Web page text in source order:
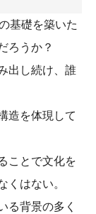
基礎を築いた
ろうか？
出し続け、誰
造を体現して
ことで文化を
くはない。
る背景の多く